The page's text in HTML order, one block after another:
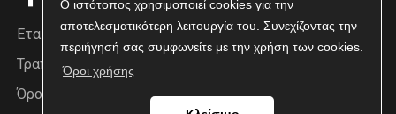
Ο ιστότοπος χρησιμοποιεί cookies για την
αποτελεσματικότερη λειτουργία του. Συνεχίζοντας την
περιήγησή σας συμφωνείτε με την χρήση των cookies.
Όροι χρήσης
Εταιρεία
Τραπεζικοί Λογαριασμοί
Όροι χρήσης